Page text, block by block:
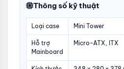
Thông số kỹ thuật
Loại case Mini Tower
Hỗ trợ
Mainboard
Micro-ATX, ITX